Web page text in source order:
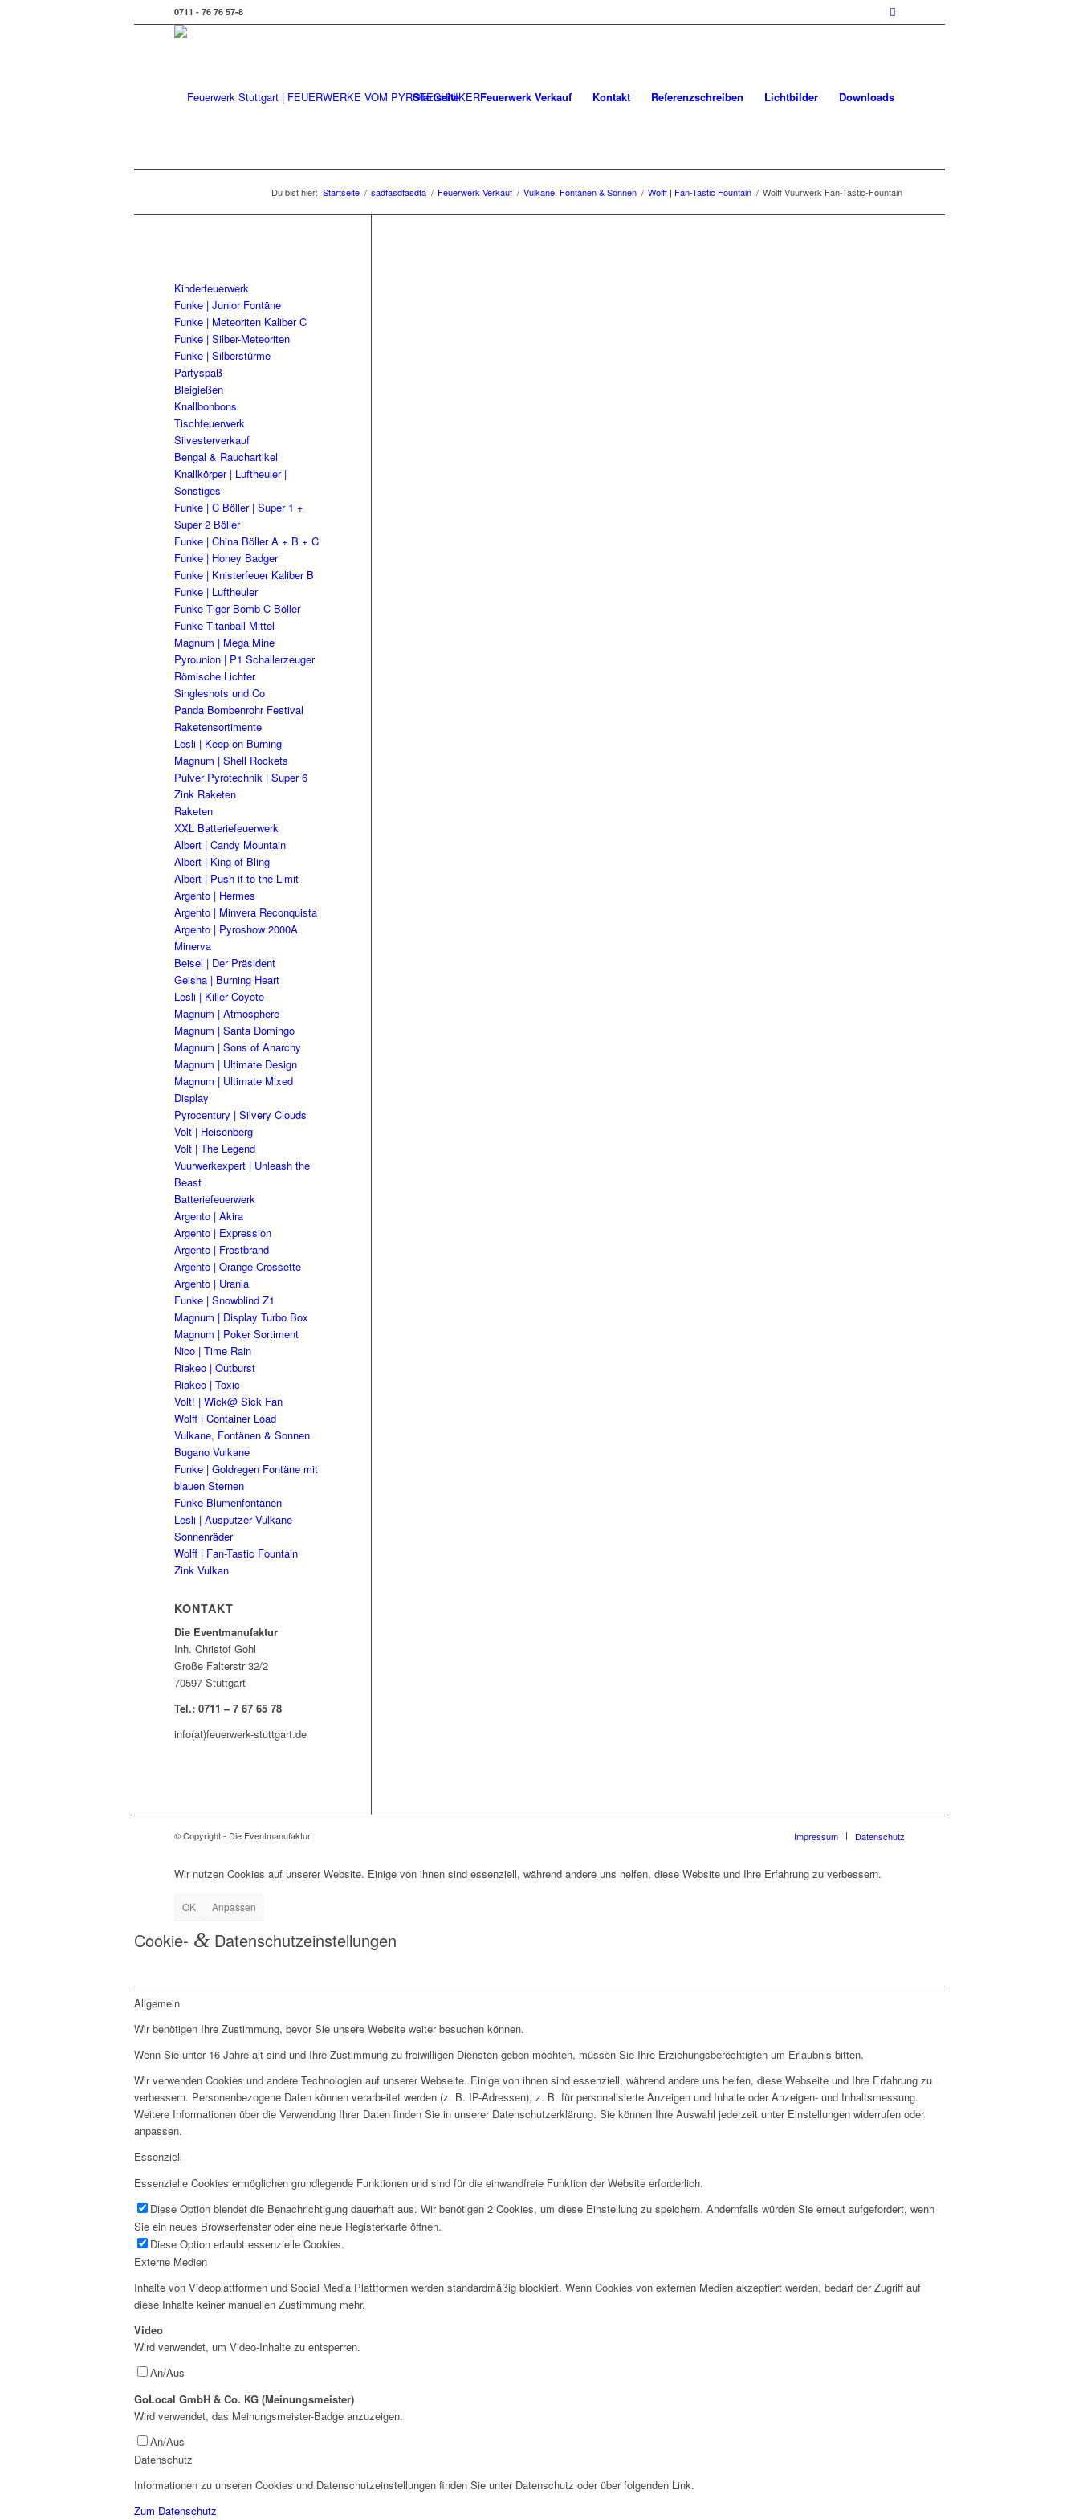
0711 - 76 76 57-8
Startseite Feuerwerk Verkauf Kontakt Referenzschreiben Lichtbilder Downloads
Du bist hier: Startseite / sadfasdfasdfa / Feuerwerk Verkauf / Vulkane, Fontänen & Sonnen / Wolff | Fan-Tastic Fountain / Wolff Vuurwerk Fan-Tastic-Fountain
Kinderfeuerwerk
Funke | Junior Fontäne
Funke | Meteoriten Kaliber C
Funke | Silber-Meteoriten
Funke | Silberstürme
Partyspaß
Bleigießen
Knallbonbons
Tischfeuerwerk
Silvesterverkauf
Bengal & Rauchartikel
Knallkörper | Luftheuler |
Sonstiges
Funke | C Böller | Super 1 +
Super 2 Böller
Funke | China Böller A + B + C
Funke | Honey Badger
Funke | Knisterfeuer Kaliber B
Funke | Luftheuler
Funke Tiger Bomb C Böller
Funke Titanball Mittel
Magnum | Mega Mine
Pyrounion | P1 Schallerzeuger
Römische Lichter
Singleshots und Co
Panda Bombenrohr Festival
Raketensortimente
Lesli | Keep on Burning
Magnum | Shell Rockets
Pulver Pyrotechnik | Super 6
Zink Raketen
Raketen
XXL Batteriefeuerwerk
Albert | Candy Mountain
Albert | King of Bling
Albert | Push it to the Limit
Argento | Hermes
Argento | Minvera Reconquista
Argento | Pyroshow 2000A
Minerva
Beisel | Der Präsident
Geisha | Burning Heart
Lesli | Killer Coyote
Magnum | Atmosphere
Magnum | Santa Domingo
Magnum | Sons of Anarchy
Magnum | Ultimate Design
Magnum | Ultimate Mixed
Display
Pyrocentury | Silvery Clouds
Volt | Heisenberg
Volt | The Legend
Vuurwerkexpert | Unleash the
Beast
Batteriefeuerwerk
Argento | Akira
Argento | Expression
Argento | Frostbrand
Argento | Orange Crossette
Argento | Urania
Funke | Snowblind Z1
Magnum | Display Turbo Box
Magnum | Poker Sortiment
Nico | Time Rain
Riakeo | Outburst
Riakeo | Toxic
Volt! | Wick@ Sick Fan
Wolff | Container Load
Vulkane, Fontänen & Sonnen
Bugano Vulkane
Funke | Goldregen Fontäne mit
blauen Sternen
Funke Blumenfontänen
Lesli | Ausputzer Vulkane
Sonnenräder
Wolff | Fan-Tastic Fountain
Zink Vulkan
KONTAKT
Die Eventmanufaktur
Inh. Christof Gohl
Große Falterstr 32/2
70597 Stuttgart
Tel.: 0711 – 7 67 65 78
info(at)feuerwerk-stuttgart.de
© Copyright - Die Eventmanufaktur Impressum Datenschutz
Wir nutzen Cookies auf unserer Website. Einige von ihnen sind essenziell, während andere uns helfen, diese Website und Ihre Erfahrung zu verbessern.
OK Anpassen
Cookie- & Datenschutzeinstellungen
Allgemein
Wir benötigen Ihre Zustimmung, bevor Sie unsere Website weiter besuchen können.
Wenn Sie unter 16 Jahre alt sind und Ihre Zustimmung zu freiwilligen Diensten geben möchten, müssen Sie Ihre Erziehungsberechtigten um Erlaubnis bitten.
Wir verwenden Cookies und andere Technologien auf unserer Webseite. Einige von ihnen sind essenziell, während andere uns helfen, diese Webseite und Ihre Erfahrung zu
verbessern. Personenbezogene Daten können verarbeitet werden (z. B. IP-Adressen), z. B. für personalisierte Anzeigen und Inhalte oder Anzeigen- und Inhaltsmessung.
Weitere Informationen über die Verwendung Ihrer Daten finden Sie in unserer Datenschutzerklärung. Sie können Ihre Auswahl jederzeit unter Einstellungen widerrufen oder
anpassen.
Essenziell
Essenzielle Cookies ermöglichen grundlegende Funktionen und sind für die einwandfreie Funktion der Website erforderlich.
Diese Option blendet die Benachrichtigung dauerhaft aus. Wir benötigen 2 Cookies, um diese Einstellung zu speichern. Andernfalls würden Sie erneut aufgefordert, wenn
Sie ein neues Browserfenster oder eine neue Registerkarte öffnen.
Diese Option erlaubt essenzielle Cookies.
Externe Medien
Inhalte von Videoplattformen und Social Media Plattformen werden standardmäßig blockiert. Wenn Cookies von externen Medien akzeptiert werden, bedarf der Zugriff auf
diese Inhalte keiner manuellen Zustimmung mehr.
Video
Wird verwendet, um Video-Inhalte zu entsperren.
An/Aus
GoLocal GmbH & Co. KG (Meinungsmeister)
Wird verwendet, das Meinungsmeister-Badge anzuzeigen.
An/Aus
Datenschutz
Informationen zu unseren Cookies und Datenschutzeinstellungen finden Sie unter Datenschutz oder über folgenden Link.
Zum Datenschutz